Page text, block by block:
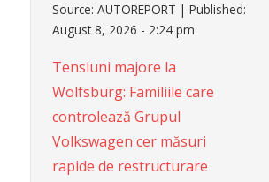
Source:AUTOREPORT |Published:
August 8, 2026 - 2:24 pm
Tensiuni majore la
Wolfsburg: Familiile care
controlează Grupul
Volkswagen cer măsuri
rapide de restructurare